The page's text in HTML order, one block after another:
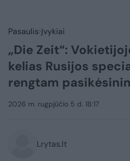
Pasaulis Įvykiai
„Die Zeit“:
kelias Rusijos
rengtam
2026 m. rugpjūčio 5 d. 18:17
Lrytas.lt